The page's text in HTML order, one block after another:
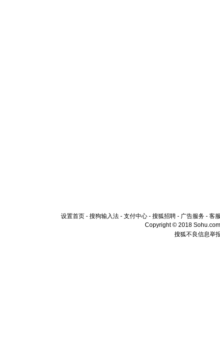
设置首页 - 搜狗输入法 - 支付中心 - 搜狐招聘 - 广告服务 - 客
Copyright © 2018
搜狐不良信息举